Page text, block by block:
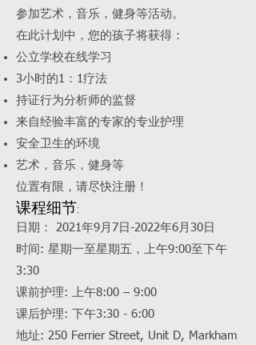
参加艺术，音乐，健身等活动。
在此计划中，您的孩子将获得：
公立学校在线学习
3小时的1：1疗法
持证行为分析师的监督
来自经验丰富的专家的专业护理
安全卫生的环境
艺术，音乐，健身等
位置有限，请尽快注册！
课程细节:
日期： 2021年9月7日-2022年6月30日
时间: 星期一至星期五，上午9:00至下午
3:30
课前护理: 上午8:00 – 9:00
课后护理: 下午3:30 - 6:00
地址: 250 Ferrier Street, Unit D, Markham